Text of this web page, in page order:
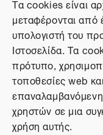
Τα cookies είναι
μεταφέρονται από
υπολογιστή του
Ιστοσελίδα. Τα
πρότυπο,
τοποθεσίες web
χρηστών σε μια
χρήση αυτής.